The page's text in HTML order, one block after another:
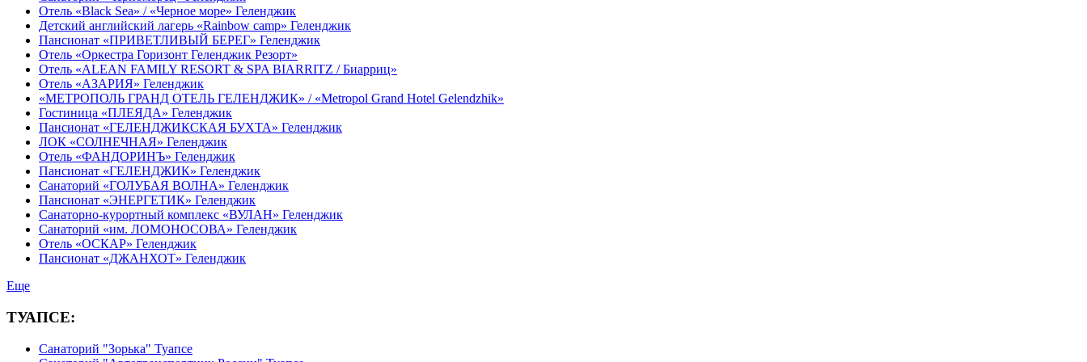
Отель «Black Sea» / «Черное море» Геленджик
Детский английский лагерь «Rainbow camp» Геленджик
Пансионат «ПРИВЕТЛИВЫЙ БЕРЕГ» Геленджик
Отель «Оркестра Горизонт Геленджик Резорт»
Отель «ALEAN FAMILY RESORT & SPA BIARRITZ / Биарриц»
Отель «АЗАРИЯ» Геленджик
«МЕТРОПОЛЬ ГРАНД ОТЕЛЬ ГЕЛЕНДЖИК» / «Metropol Grand Hotel Gelendzhik»
Гостиница «ПЛЕЯДА» Геленджик
Пансионат «ГЕЛЕНДЖИКСКАЯ БУХТА» Геленджик
ЛОК «СОЛНЕЧНАЯ» Геленджик
Отель «ФАНДОРИНЪ» Геленджик
Пансионат «ГЕЛЕНДЖИК» Геленджик
Санаторий «ГОЛУБАЯ ВОЛНА» Геленджик
Пансионат «ЭНЕРГЕТИК» Геленджик
Санаторно-курортный комплекс «ВУЛАН» Геленджик
Санаторий «им. ЛОМОНОСОВА» Геленджик
Отель «ОСКАР» Геленджик
Пансионат «ДЖАНХОТ» Геленджик
Еще
ТУАПСЕ:
Санаторий "Зорька" Туапсе